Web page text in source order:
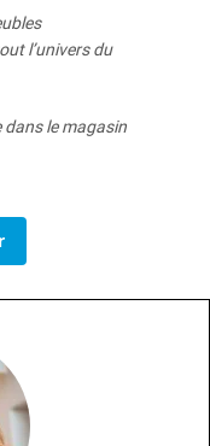
l’univers du
dans le magasin